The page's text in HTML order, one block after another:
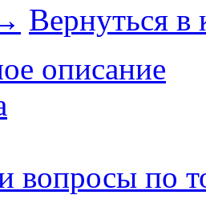
Вернуться в
описание
вопросы по